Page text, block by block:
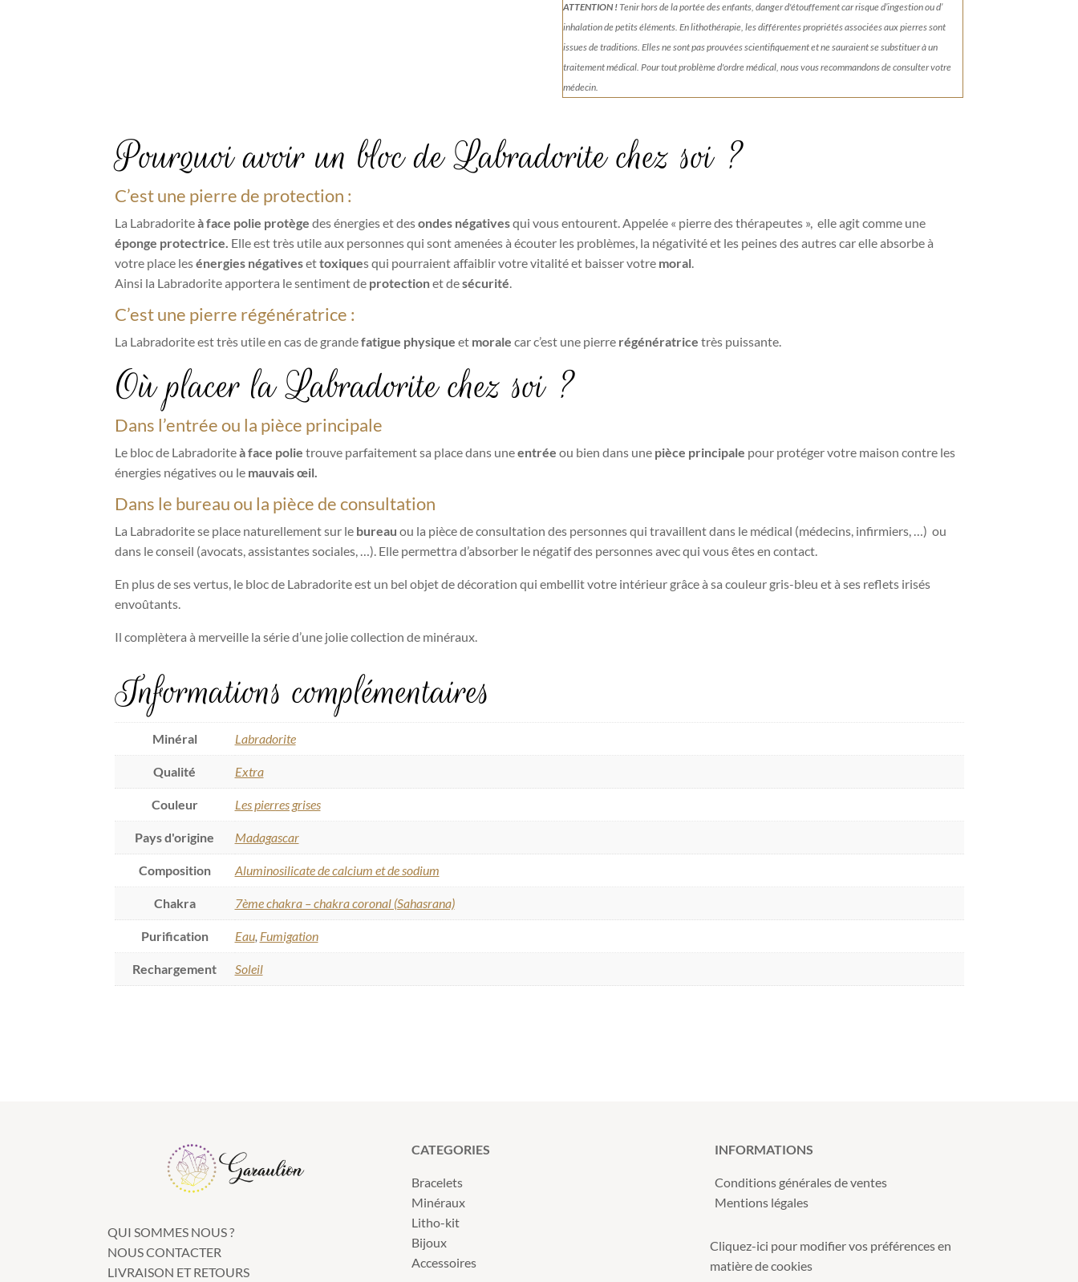
ATTENTION !Tenirhors de la portée des enfants, danger d'étouffement car risque d’ingestion ou d’
inhalation de petits éléments.En lithothérapie, les différentes propriétés associées aux pierres sont
issues de traditions. Elles ne sont pas prouvées scientifiquement et ne sauraient se substituer à un
traitement médical. Pour tout problème d'ordre médical, nous vous recommandons de consulter votre
médecin.
Pourquoi avoir un bloc de Labradorite chez soi ?
C’est une pierre de protection :
La Labradoriteà face polie protège des énergies et desondes négativesqui vous entourent. Appelée « pierre des thérapeutes », elle agit comme une
éponge protectrice. Elle est très utile aux personnes qui sont amenées à écouter les problèmes, la négativité et les peines des autres car elle absorbe à
votre place lesénergies négativesettoxiques qui pourraient affaiblir votre vitalité et baisser votre moral.
Ainsi la Labradorite apportera le sentiment de protectionet desécurité.
C’est une pierre régénératrice :
La Labradorite est très utile en cas de grandefatigue physique et morale car c’est une pierre régénératrice très puissante.
Où placer la Labradorite chez soi ?
Dans l’entrée ou la pièce principale
Le bloc de Labradoriteà face polie trouve parfaitement sa place dans uneentrée ou bien dans une pièce principale pour protéger votre maison contre les
énergies négatives ou le mauvais œil.
Dans le bureau ou la pièce de consultation
La Labradorite se place naturellement sur le bureau ou la pièce de consultation des personnes qui travaillent dans le médical (médecins, infirmiers, …) ou
dans le conseil (avocats, assistantes sociales, …). Elle permettra d’absorber le négatif des personnes avec qui vous êtes en contact.
En plus de ses vertus, le bloc de Labradorite est un bel objet de décoration qui embellit votre intérieur grâce à sa couleur gris-bleu et à ses reflets irisés
envoûtants.
Il complètera à merveille la série d’une jolie collection de minéraux.
Informations complémentaires
Minéral Labradorite
Qualité Extra
Couleur Les pierres grises
Pays d'origine Madagascar
Composition Aluminosilicate de calcium et de sodium
Chakra 7ème chakra – chakra coronal (Sahasrana)
Purification Eau, Fumigation
Rechargement Soleil
QUI SOMMES NOUS ?
NOUS CONTACTER
LIVRAISON ET RETOURS
CATEGORIES
Bracelets
Minéraux
Litho-kit
Bijoux
Accessoires
INFORMATIONS
Conditions générales de ventes
Mentions légales
Cliquez-ici pour modifier vos préférences en
matière de cookies